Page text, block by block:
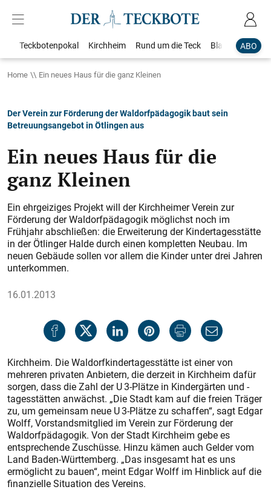
ABO
Teckbotenpokal Kirchheim Rund um die Teck Blaulicht
Home Ein neues Haus für die ganz Kleinen
Der Verein zur Förderung der Waldorfpädagogik baut sein
Betreuungsangebot in Ötlingen aus
Ein neues Haus für die
ganz Kleinen
Ein ehrgeiziges Projekt will der Kirchheimer Verein zur
Förderung der Waldorfpädagogik möglichst noch im
Frühjahr abschließen: die Erweiterung der Kindertagesstätte
in der Ötlinger Halde durch einen kompletten Neubau. Im
neuen Gebäude sollen vor allem die Kinder unter drei Jahren
unterkommen.
16.01.2013
Kirchheim. Die Waldorfkindertagesstätte ist einer von
mehreren privaten Anbietern, die derzeit in Kirchheim dafür
sorgen, dass die Zahl der U 3-Plätze in Kindergärten und -
tagesstätten anwächst. „Die Stadt kam auf die freien Träger
zu, um gemeinsam neue U 3-Plätze zu schaffen“, sagt Edgar
Wolff, Vorstandsmitglied im Verein zur Förderung der
Waldorfpädagogik. Von der Stadt Kirchheim gebe es
entsprechende Zuschüsse. Hinzu kämen auch Gelder vom
Land Baden-Württemberg. „Das insgesamt hat es uns
ermöglicht zu bauen“, meint Edgar Wolff im Hinblick auf die
finanzielle Situation des Vereins.